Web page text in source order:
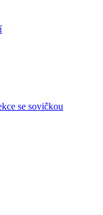
se sovičkou